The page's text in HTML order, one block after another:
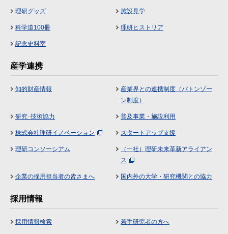
理研グッズ 施設見学
科学道100冊 理研ヒストリア
記念史料室
産学連携
知的財産情報
産業界との連携制度（バトンゾー
ン制度）
研究･技術協力 普及事業・施設利用
株式会社理研イノベーション スタートアップ支援
理研コンソーシアム
（一社）理研未来革新アライアン
ス
企業の採用担当者の皆さまへ 国内外の大学・研究機関との協力
採用情報
採用情報検索 若手研究者の方へ